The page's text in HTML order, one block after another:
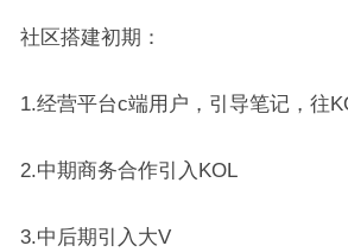
社区搭建初期：
1.经营平台c端用户，引导笔记，往
2.中期商务合作引入KOL
3.中后期引入大V